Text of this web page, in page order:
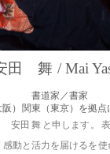
田 舞 / Mai
書道家／書家
）関東（東京）を拠点
安田 舞 と申します。
動と活力を届けるを